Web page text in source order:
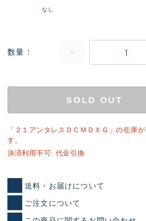
なし
数量
SOLD OUT
「２１アンタレスＤＣＭＤＸＧ」の在庫
す。
決済利用不可: 代金引換
送料・お届けについて
ご注文について